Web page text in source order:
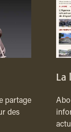
partage
des
La